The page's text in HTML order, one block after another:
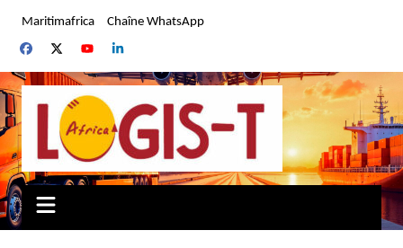
contenu
Maritimafrica Chaîne WhatsApp